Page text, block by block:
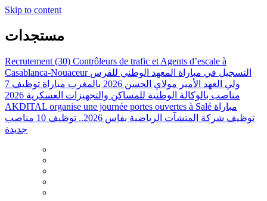
Skip to content
مستجدات
Recrutement (30) Contrôleurs de trafic et Agents d’escale à
Casablanca-Nouaceur التسجيل في مباراة المعهد الوطني للفرس
ولي العهد الأمير مولاي الحسن 2026 بالمغرب
مباراة توظيف 7
مناصب بالوكالة الوطنية للمساكن والتجهيزات العسكرية 2026
AKDITAL organise une journée portes ouvertes à Salé مباراة
توظيف شركة المنشآت الرياضية بفاس 2026.. توظيف 10 مناصب
جديدة